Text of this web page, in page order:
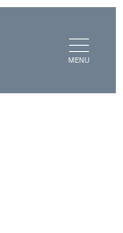
MENU